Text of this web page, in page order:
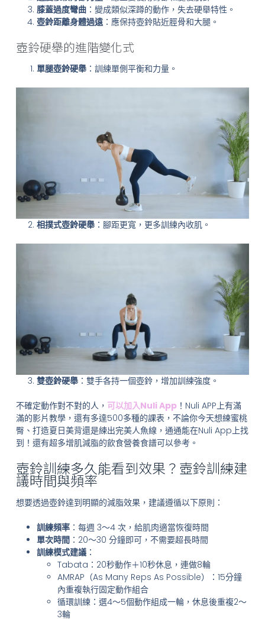
膝蓋過度彎曲：變成類似深蹲的動作，失去硬舉特性。
壺鈴距離身體過遠：應保持壺鈴貼近脛骨和大腿。
壺鈴硬舉的進階變化式
單腿壺鈴硬舉：訓練單側平衡和力量。
相撲式壺鈴硬舉：腳距更寬，更多訓練內收肌。
雙壺鈴硬舉：雙手各持一個壺鈴，增加訓練強度。
不確定動作對不對的人， 可以加入Nuli App！Nuli APP上有滿
滿的影片教學，還有多達500多種的課表，不論你今天想練蜜桃
臀、打造夏日美背還是練出完美人魚線，通通能在Nuli App上找
到！還有超多增肌減脂的飲食營養食譜可以參考。
壺鈴訓練多久能看到效果？壺鈴訓練建
議時間與頻率
想要透過壺鈴達到明顯的減脂效果，建議遵循以下原則：
訓練頻率：每週 3～4 次，給肌肉適當恢復時間
單次時間：20～30 分鐘即可，不需要超長時間
訓練模式建議：
Tabata：20秒動作＋10秒休息，連做8輪
AMRAP（As Many Reps As Possible）：15分鐘
內重複執行固定動作組合
循環訓練：選4～5個動作組成一輪，休息後重複2～
3輪